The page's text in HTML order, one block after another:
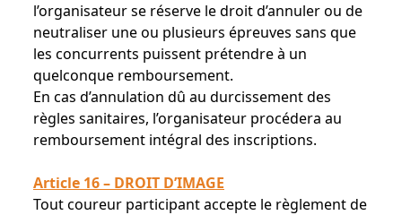
l’organisateur se réserve le droit d’annuler ou de
neutraliser une ou plusieurs épreuves sans que
les concurrents puissent prétendre à un
quelconque remboursement.
En cas d’annulation dû au durcissement des
règles sanitaires, l’organisateur procédera au
remboursement intégral des inscriptions.
Article 16 – DROIT D’IMAGE
Tout coureur participant accepte le règlement de